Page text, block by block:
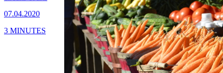
07.04.2020
3 MINUTES